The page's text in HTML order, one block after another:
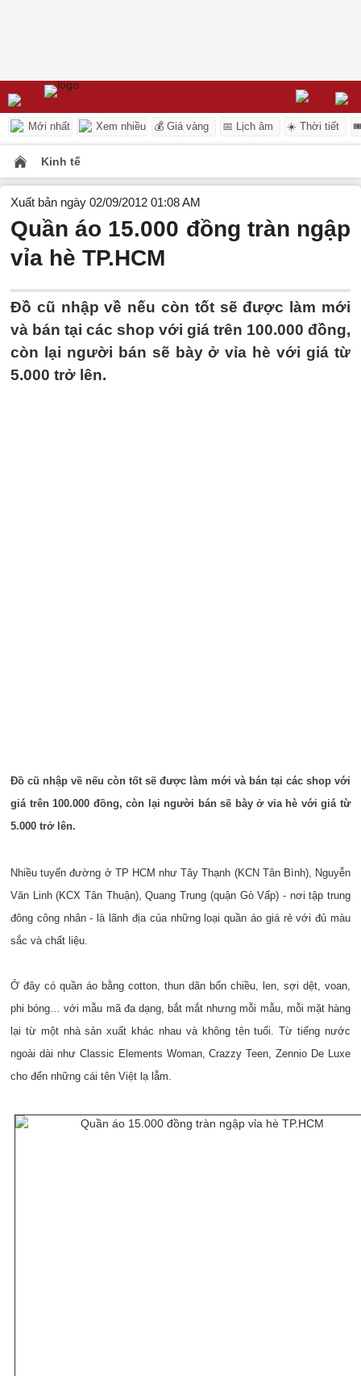
Mới nhất Xem nhiều 💰 Giá vàng 📅 Lịch âm ☀️ Thời tiết
Kinh tế
Xuất bản ngày 02/09/2012 01:08 AM
Quần áo 15.000 đồng tràn ngập
vỉa hè TP.HCM
Đồ cũ nhập về nếu còn tốt sẽ được làm mới
và bán tại các shop với giá trên 100.000 đồng,
còn lại người bán sẽ bày ở vỉa hè với giá từ
5.000 trở lên.
Đồ cũ nhập về nếu còn tốt sẽ được làm mới và bán tại các shop với
giá trên 100.000 đồng, còn lại người bán sẽ bày ở vỉa hè với giá từ
5.000 trở lên.
Nhiều tuyến đường ở TP HCM như Tây Thạnh (KCN Tân Bình), Nguyễn
Văn Linh (KCX Tân Thuận), Quang Trung (quận Gò Vấp) - nơi tập trung
đông công nhân - là lãnh địa của những loại quần áo giá rẻ với đủ màu
sắc và chất liệu.
Ở đây có quần áo bằng cotton, thun dãn bốn chiều, len, sợi dệt, voan,
phi bóng… với mẫu mã đa dạng, bắt mắt nhưng mỗi mẫu, mỗi mặt hàng
lại từ một nhà sản xuất khác nhau và không tên tuổi. Từ tiếng nước
ngoài dài như Classic Elements Woman, Crazzy Teen, Zennio De Luxe
cho đến những cái tên Việt lạ lẫm.